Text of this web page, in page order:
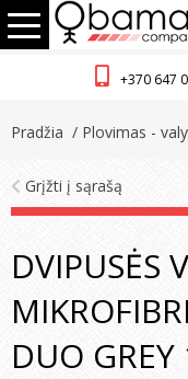
+370 647
Pradžia / Plovimas -
Grįžti į sąrašą
DVIPUSĖS
DUO